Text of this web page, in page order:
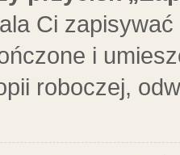
Ci
i
roboczej,